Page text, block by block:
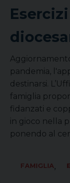
pandemia,
destinarsi.
famiglia
fidanzati e
in gioco nella
ponendo al
FAMIGLIA,